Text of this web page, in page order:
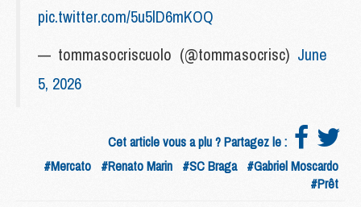
pic.twitter.com/5u5lD6mKOQ
— tommasocriscuolo (@tommasocrisc) June
5, 2026
Cet article vous a plu ? Partagez le :
#Mercato #Renato Marin #SC Braga #Gabriel Moscardo
#Prêt